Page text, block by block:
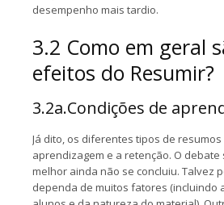
desempenho mais tardio.
3.2 Como em geral
efeitos do Resumir?
3.2a.Condições de
Já dito, os diferentes tipos de
aprendizagem e a retenção. O
melhor ainda não se concluiu. Talvez
dependa de muitos fatores (incluindo